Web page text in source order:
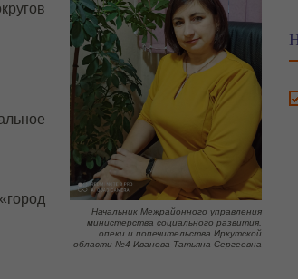
Начальник Межрайонного управления
министерства социального развития,
опеки и попечительства Иркутской
области №4 Иванова Татьяна Сергеевна